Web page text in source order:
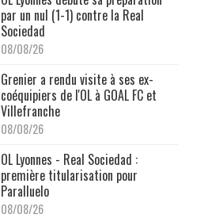
par un nul (1-1) contre la Real
Sociedad
08/08/26
Grenier a rendu visite à ses ex-
coéquipiers de l'OL à GOAL FC et
Villefranche
08/08/26
OL Lyonnes - Real Sociedad :
première titularisation pour
Paralluelo
08/08/26